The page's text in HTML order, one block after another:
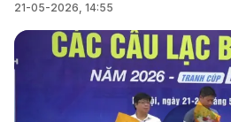
21-05-2026, 14:55